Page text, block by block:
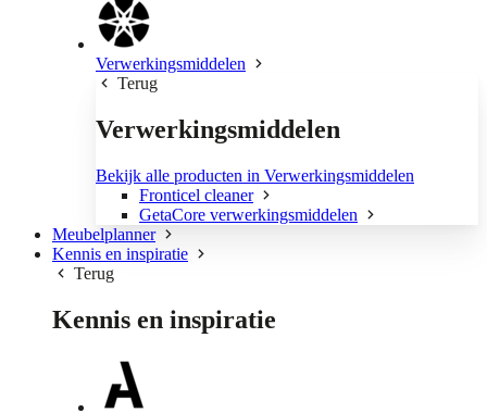
Verwerkingsmiddelen
Terug
Verwerkingsmiddelen
Bekijk alle producten in Verwerkingsmiddelen
Fronticel cleaner
GetaCore verwerkingsmiddelen
Meubelplanner
Kennis en inspiratie
Terug
Kennis en inspiratie